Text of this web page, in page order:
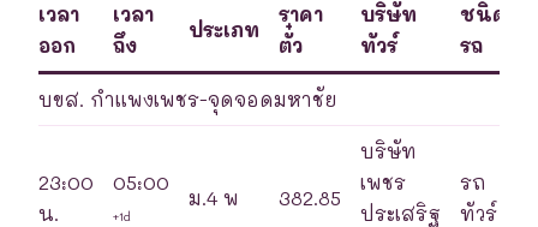
เวลา
ออก
เวลา
ถึง
ประเภท
ราคา
ตั๋ว
บริษัท
ทัวร์
ชนิด
รถ
บขส. กำแพงเพชร-จุดจอดมหาชัย
23:00
น.
05:00
+1d
ม.4 พ 382.85
บริษัท
เพชร
ประเสริฐ
รถ
ทัวร์